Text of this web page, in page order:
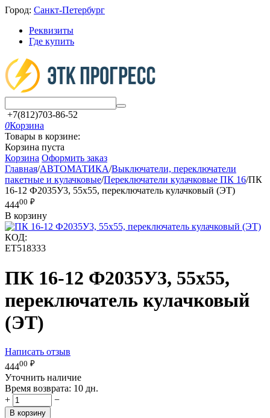
Город: Санкт-Петербург
Реквизиты
Где купить
+7(812)703-86-52
0Корзина
Товары в корзине:
Корзина пуста
Корзина Оформить заказ
Главная/АВТОМАТИКА/Выключатели, переключатели
пакетные и кулачковые/Переключатели кулачковые ПК 16/ПК
16-12 Ф2035У3, 55х55, переключатель кулачковый (ЭТ)
44400 ₽
В корзину
КОД:
ET518333
ПК 16-12 Ф2035У3, 55х55,
переключатель кулачковый
(ЭТ)
Написать отзыв
44400 ₽
Уточнить наличие
Время возврата: 10 дн.
+
−
В корзину